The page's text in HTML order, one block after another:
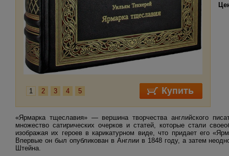
1 2 3 4 5
«Ярмарка тщеславия» — вершина творчества английского
множество сатирических очерков и статей, которые стали
изображая их героев в карикатурном виде, что придает его
Впервые он был опубликован в Англии в 1848 году, а затем
Штейна.